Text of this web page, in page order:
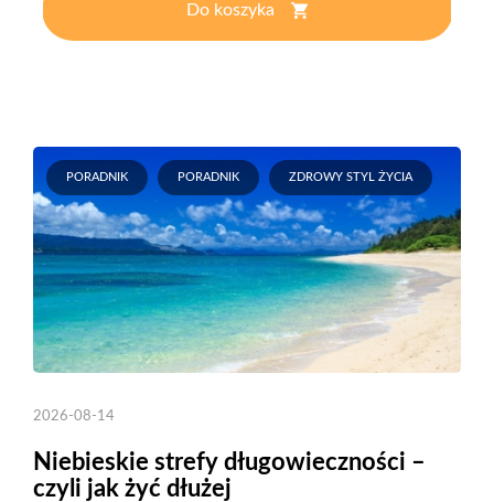
Do koszyka
PORADNIK PORADNIK ZDROWY STYL ŻYCIA
2026-08-14
Niebieskie strefy długowieczności –
czyli jak żyć dłużej